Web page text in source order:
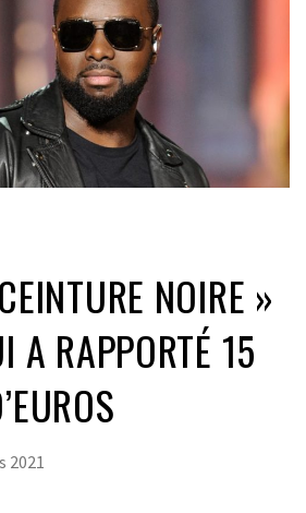
NOIRE »
A RAPPORTÉ 15
2021